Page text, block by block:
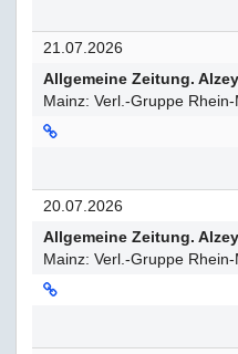
21.07.2026
Allgemeine Zeitung. Alzey
Mainz: Verl.-Gruppe Rhein-
20.07.2026
Allgemeine Zeitung. Alzey
Mainz: Verl.-Gruppe Rhein-